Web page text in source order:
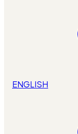
ENGLISH